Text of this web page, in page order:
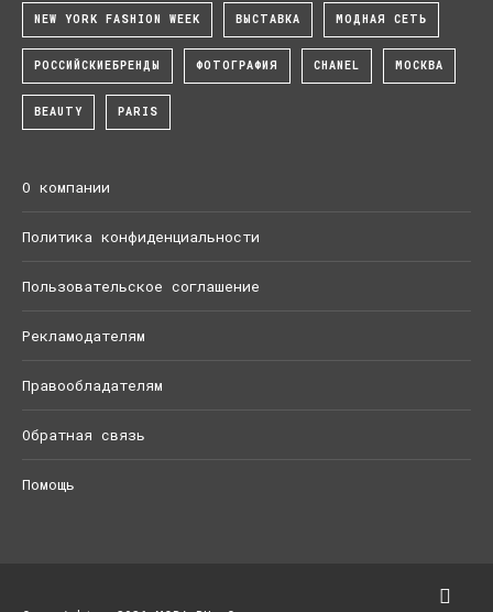
NEW YORK FASHION WEEK ВЫСТАВКА МОДНАЯ СЕТЬ
РОССИЙСКИЕБРЕНДЫ ФОТОГРАФИЯ CHANEL МОСКВА
BEAUTY PARIS
О компании
Политика конфиденциальности
Пользовательское соглашение
Рекламодателям
Правообладателям
Обратная связь
Помощь